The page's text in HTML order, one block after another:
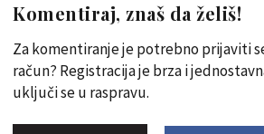
Komentiraj, znaš da želiš!
Za komentiranje je potrebno prijaviti
račun? Registracija je brza i
uključi se u raspravu.